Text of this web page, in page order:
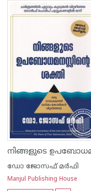
5
4
3
2
ഡോ ജോസഫ് മര്‍ഫി
Manjul Publishing House